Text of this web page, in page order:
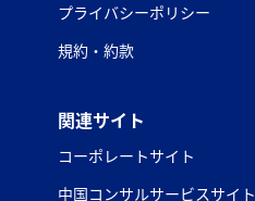
プライバシーポリシー
規約・約款
関連サイト
コーポレートサイト
中国コンサルサービスサイト